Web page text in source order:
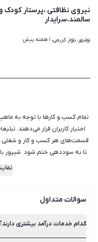
نیروی نظافتی ،پرستار کودک و
سالمند،سرایدار
نوشهر، بلوار کریمی، ۱ هفته پیش
تمام کسب‌ و کارها با توجه به
اختیار کاربران قرار می‌دهند.
قسمت‌های هر کسب و کار و شغلی
تا به سوددهی ختم شود. شیپور
دارای کامل‌ترین و به روزترین
آمده است و قطعا در آینده نیز
شیپور ثبت و منتشر کنید.
سوالات متداول
کدام خدمات درآمد بیشتری